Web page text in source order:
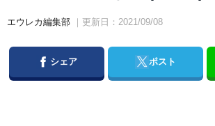
エウレカ編集部 ｜更新日：2021/09/08
Facebook
シェア Twitterポスト